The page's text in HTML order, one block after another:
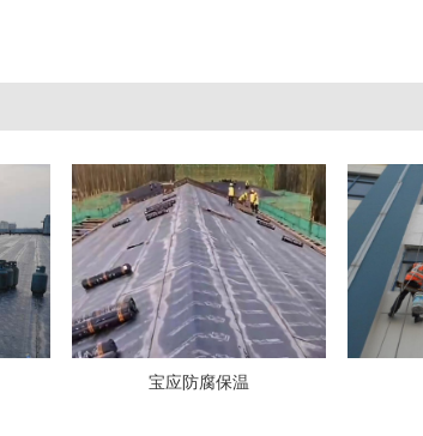
宝应防腐保温